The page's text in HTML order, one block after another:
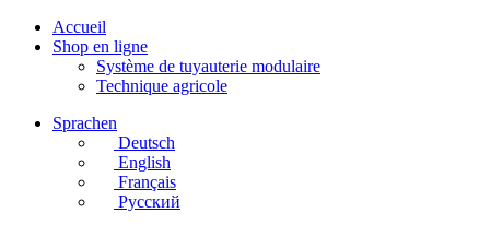
Accueil
Shop en ligne
Système de tuyauterie modulaire
Technique agricole
Sprachen
Deutsch
English
Français
Русский